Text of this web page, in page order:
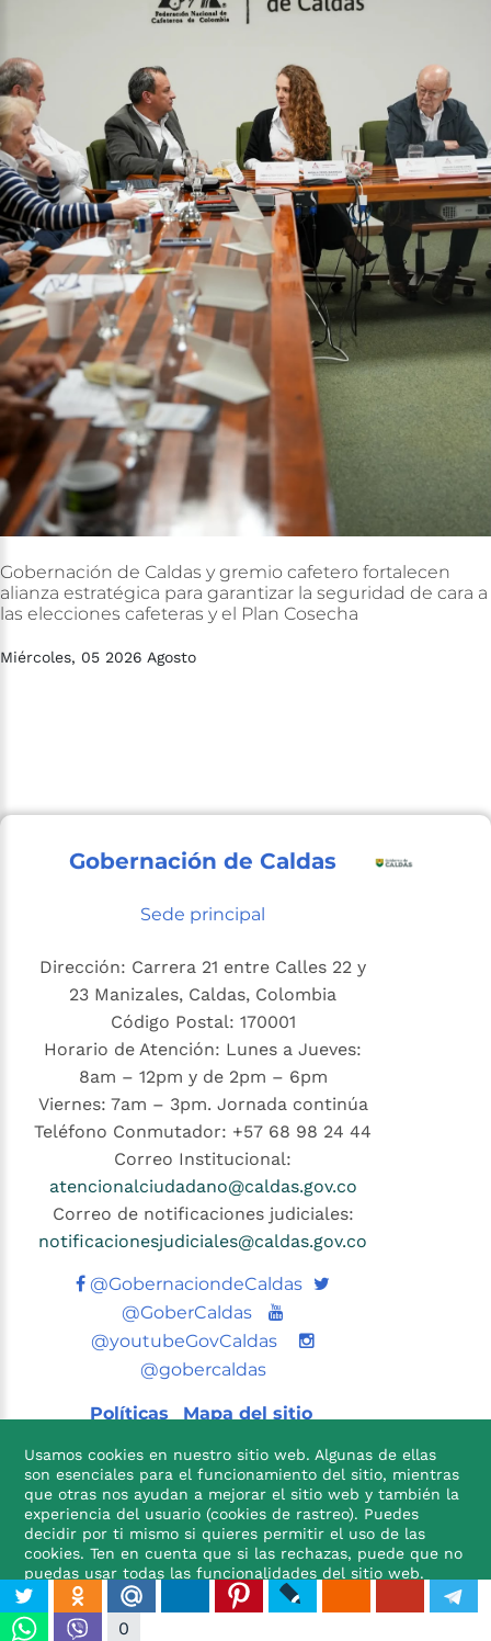
0
Gobernación de Caldas y gremio cafetero fortalecen
alianza estratégica para garantizar la seguridad de cara a
las elecciones cafeteras y el Plan Cosecha
Miércoles, 05 2026 Agosto
Gobernación de Caldas
Sede principal
Dirección: Carrera 21 entre Calles 22 y
23 Manizales, Caldas, Colombia
Código Postal: 170001
Horario de Atención: Lunes a Jueves:
8am – 12pm y de 2pm – 6pm
Viernes: 7am – 3pm. Jornada continúa
Teléfono Conmutador: +57 68 98 24 44
Correo Institucional:
atencionalciudadano@caldas.gov.co
Correo de notificaciones judiciales:
notificacionesjudiciales@caldas.gov.co
@GobernaciondeCaldas Twitter
@GoberCaldas
Youtube
@youtubeGovCaldas
@gobercaldas
Políticas Mapa del sitio

Usamos cookies en nuestro sitio web. Algunas de ellas
son esenciales para el funcionamiento del sitio, mientras
que otras nos ayudan a mejorar el sitio web y también la
experiencia del usuario (cookies de rastreo). Puedes
decidir por ti mismo si quieres permitir el uso de las
cookies. Ten en cuenta que si las rechazas, puede que no
puedas usar todas las funcionalidades del sitio web.
ACEPTO NO ACEPTO